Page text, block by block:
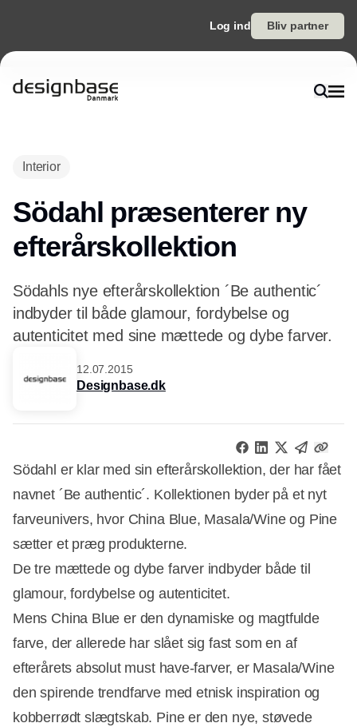
Log ind Bliv partner
Interior
Södahl præsenterer ny
efterårskollektion
Södahls nye efterårskollektion ´Be authentic´
indbyder til både glamour, fordybelse og
autenticitet med sine mættede og dybe farver.
12.07.2015
Designbase.dk
Södahl er klar med sin efterårskollektion, der har fået
navnet ´Be authentic´. Kollektionen byder på et nyt
farveunivers, hvor China Blue, Masala/Wine og Pine
sætter et præg produkterne.
De tre mættede og dybe farver indbyder både til
glamour, fordybelse og autenticitet.
Annonce
Mens China Blue er den dynamiske og magtfulde
farve, der allerede har slået sig fast som en af
efterårets absolut must have-farver, er Masala/Wine
den spirende trendfarve med etnisk inspiration og
kobberrødt slægtskab. Pine er den nye, støvede